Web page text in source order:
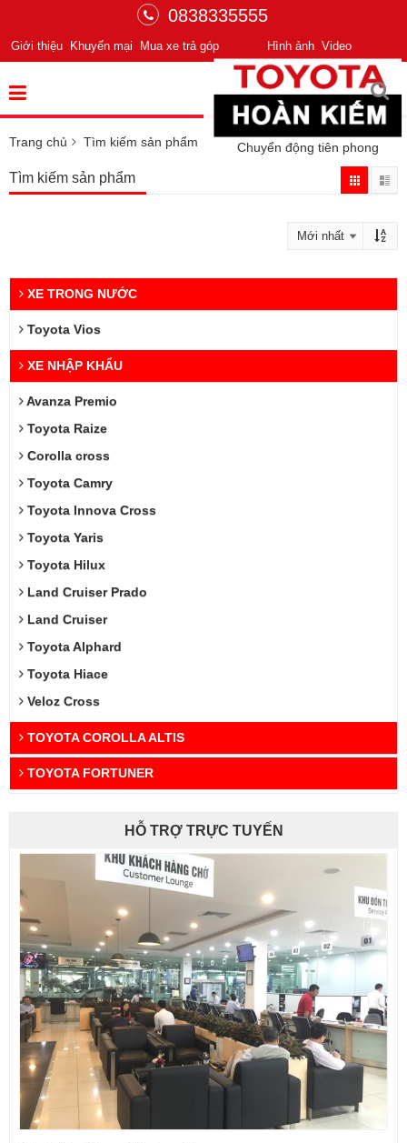
0838335555
Hình ảnh Video
Giới thiệu Khuyến mại Mua xe trả góp
Chuyển động tiên phong
Trang chủ Tìm kiếm sản phẩm
Tìm kiếm sản phẩm
XE TRONG NƯỚC
Toyota Vios
XE NHẬP KHẨU
Avanza Premio
Toyota Raize
Corolla cross
Toyota Camry
Toyota Innova Cross
Toyota Yaris
Toyota Hilux
Land Cruiser Prado
Land Cruiser
Toyota Alphard
Toyota Hiace
Veloz Cross
TOYOTA COROLLA ALTIS
TOYOTA FORTUNER
HỖ TRỢ TRỰC TUYẾN